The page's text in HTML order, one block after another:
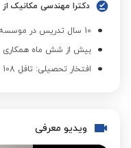
دکترا مهندسی مکانیک
10 سال تدریس در موسسه زبان ماهان مشهد
بیش از شش ماه همکاری
افتخار تحصیلی: تافل 108 ، 2012
ویدیو معرفی